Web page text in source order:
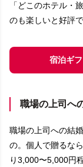
「どこのホテル・
のも楽しいと好評で
宿泊ギ
職場の上司へ
職場の上司への結
の。個人で贈るな
り3,000〜5,000円